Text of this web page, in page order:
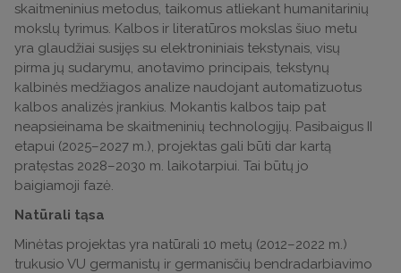
skaitmeninius metodus, taikomus atliekant humanitarinių
mokslų tyrimus. Kalbos ir literatūros mokslas šiuo metu
yra glaudžiai susijęs su elektroniniais tekstynais, visų
pirma jų sudarymu, anotavimo principais, tekstynų
kalbinės medžiagos analize naudojant automatizuotus
kalbos analizės įrankius. Mokantis kalbos taip pat
neapsieinama be skaitmeninių technologijų. Pasibaigus II
etapui (2025–2027 m.), projektas gali būti dar kartą
pratęstas 2028–2030 m. laikotarpiui. Tai būtų jo
baigiamoji fazė.
Natūrali tąsa
Minėtas projektas yra natūrali 10 metų (2012–2022 m.)
trukusio VU germanistų ir germanisčių bendradarbiavimo